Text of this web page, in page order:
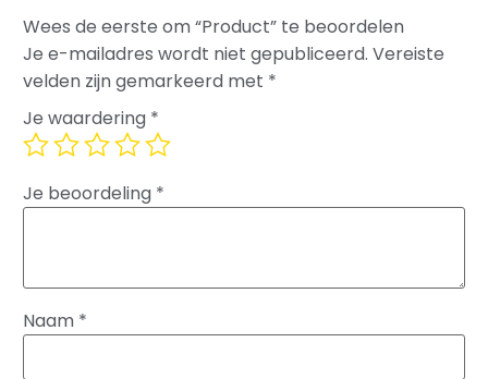
Wees de eerste om “Product” te beoordelen
Je e-mailadres wordt niet gepubliceerd. Vereiste
velden zijn gemarkeerd met *
Je waardering *
Je beoordeling *
Naam *